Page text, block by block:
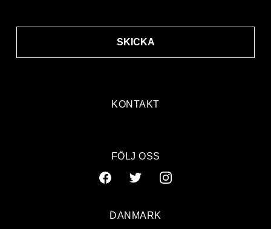
KONTAKT
SKICKA
FÖLJ OSS
DANMARK